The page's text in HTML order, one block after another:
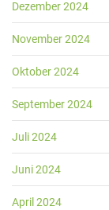
Dezember 2024
November 2024
Oktober 2024
September 2024
Juli 2024
Juni 2024
April 2024